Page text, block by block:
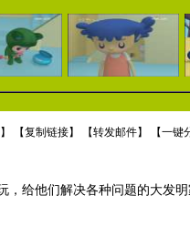
】 【复制链接】 【转发邮件】 【一键
给他们解决各种问题的大发